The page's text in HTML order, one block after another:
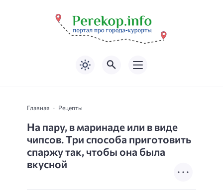
Главная Рецепты
На пару, в маринаде или в виде
чипсов. Три способа приготовить
спаржу так, чтобы она была
вкусной